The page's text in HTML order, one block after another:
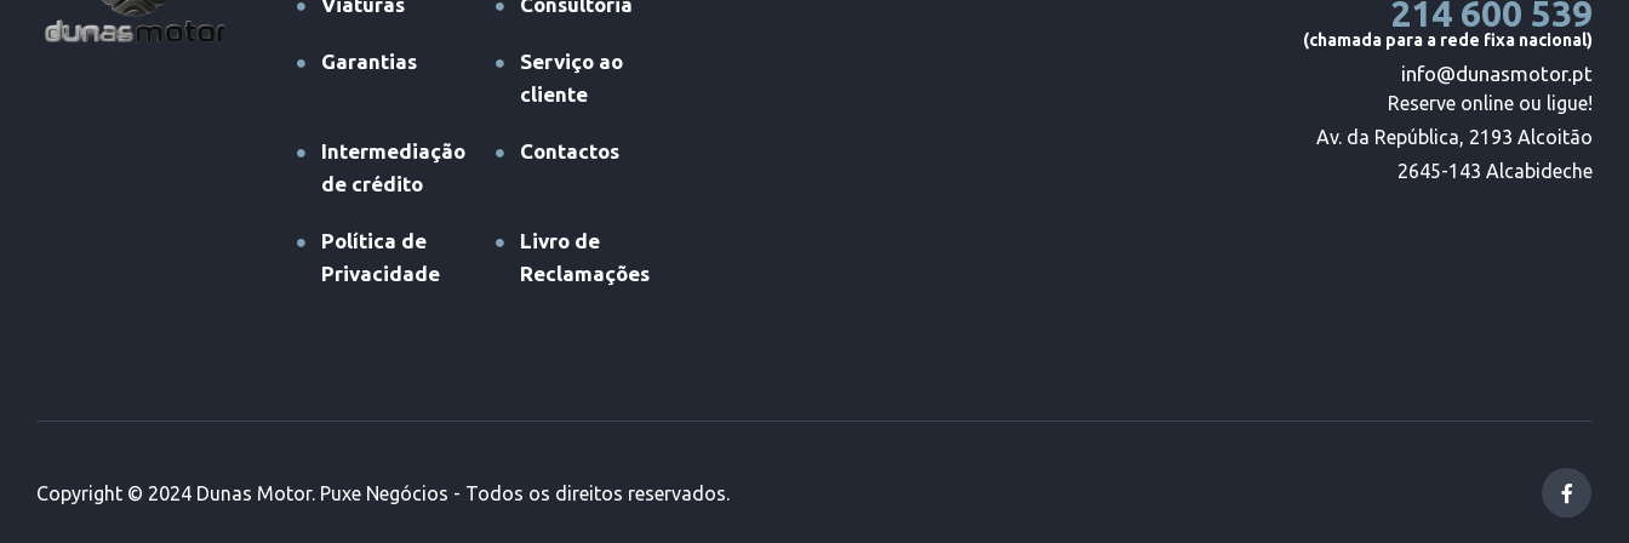
Garantias
Serviço ao
cliente
Intermediação
de crédito
Contactos
Política de
Privacidade
Livro de
Reclamações
214 600 539
(chamada para a rede fixa nacional)
info@dunasmotor.pt
Reserve online ou ligue!
Av. da República, 2193 Alcoitão
2645-143 Alcabideche
Copyright © 2024 Dunas Motor. Puxe Negócios - Todos os direitos reservados.